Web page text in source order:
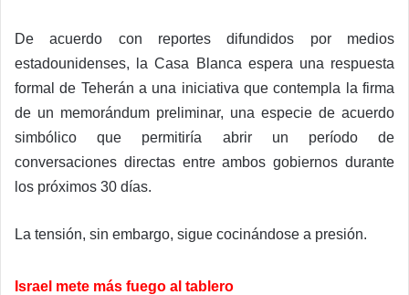
De acuerdo con reportes difundidos por medios
estadounidenses, la Casa Blanca espera una respuesta
formal de Teherán a una iniciativa que contempla la firma
de un memorándum preliminar, una especie de acuerdo
simbólico que permitiría abrir un período de
conversaciones directas entre ambos gobiernos durante
los próximos 30 días.
La tensión, sin embargo, sigue cocinándose a presión.
Israel mete más fuego al tablero